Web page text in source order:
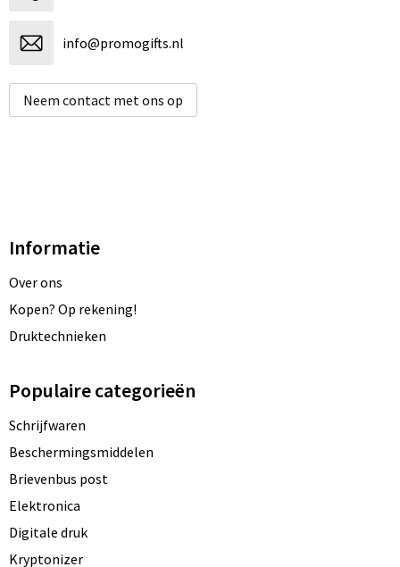
info@promogifts.nl
Neem contact met ons op
Informatie
Over ons
Kopen? Op rekening!
Druktechnieken
Populaire categorieën
Schrijfwaren
Beschermingsmiddelen
Brievenbus post
Elektronica
Digitale druk
Kryptonizer